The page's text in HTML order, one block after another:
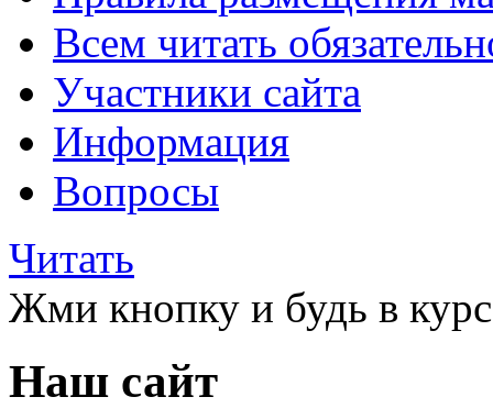
Всем читать
Участники сайта
Информация
Вопросы
Читать
Жми кнопку и будь в
Наш сайт